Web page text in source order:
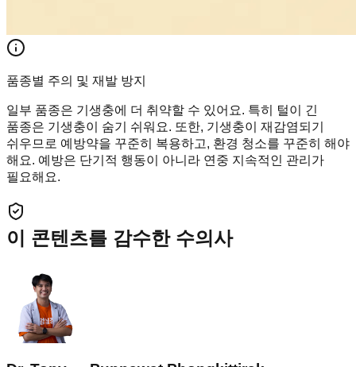
품종별 주의 및 재발 방지
일부 품종은 기생충에 더 취약할 수 있어요. 특히 털이 긴
품종은 기생충이 숨기 쉬워요. 또한, 기생충이 재감염되기
쉬우므로 예방약을 꾸준히 복용하고, 환경 청소를 꾸준히 해야
해요. 예방은 단기적 행동이 아니라 연중 지속적인 관리가
필요해요.
이 콘텐츠를 감수한 수의사